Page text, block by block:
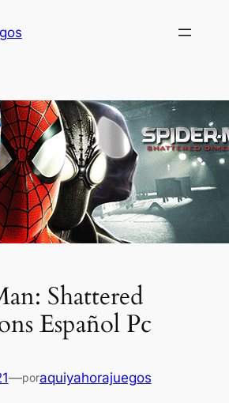
Shattered
Español Pc
—poraquiyahorajuegos